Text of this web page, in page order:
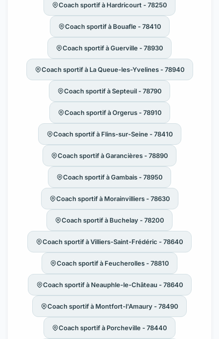
Coach sportif à Hardricourt - 78250
Coach sportif à Bouafle - 78410
Coach sportif à Guerville - 78930
Coach sportif à La Queue-les-Yvelines - 78940
Coach sportif à Septeuil - 78790
Coach sportif à Orgerus - 78910
Coach sportif à Flins-sur-Seine - 78410
Coach sportif à Garancières - 78890
Coach sportif à Gambais - 78950
Coach sportif à Morainvilliers - 78630
Coach sportif à Buchelay - 78200
Coach sportif à Villiers-Saint-Frédéric - 78640
Coach sportif à Feucherolles - 78810
Coach sportif à Neauphle-le-Château - 78640
Coach sportif à Montfort-l'Amaury - 78490
Coach sportif à Porcheville - 78440